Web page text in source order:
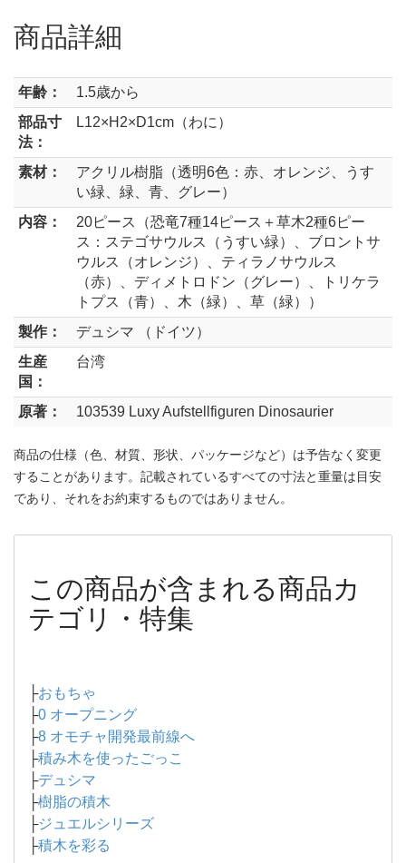
商品詳細
年齢：
1.5歳から
部品寸
法：
L12×H2×D1cm（わに）
素材：
アクリル樹脂（透明6色：赤、オレンジ、うす
い緑、緑、青、グレー）
内容：
20ピース（恐竜7種14ピース＋草木2種6ピー
ス：ステゴサウルス（うすい緑）、ブロントサ
ウルス（オレンジ）、ティラノサウルス
（赤）、ディメトロドン（グレー）、トリケラ
トプス（青）、木（緑）、草（緑））
製作：
デュシマ （ドイツ）
生産
国：
台湾
原著： 103539 Luxy Aufstellfiguren Dinosaurier
商品の仕様（色、材質、形状、パッケージなど）は予告なく変更
することがあります。記載されているすべての寸法と重量は目安
であり、それをお約束するものではありません。
この商品が含まれる商品カ
テゴリ・特集
├おもちゃ
├0 オープニング
├8 オモチャ開発最前線へ
├積み木を使ったごっこ
├デュシマ
├樹脂の積木
├ジュエルシリーズ
├積木を彩る